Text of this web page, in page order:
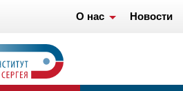
О нас Новости